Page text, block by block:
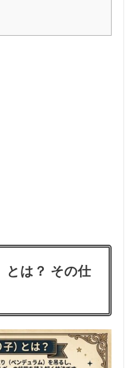
とは？ その仕